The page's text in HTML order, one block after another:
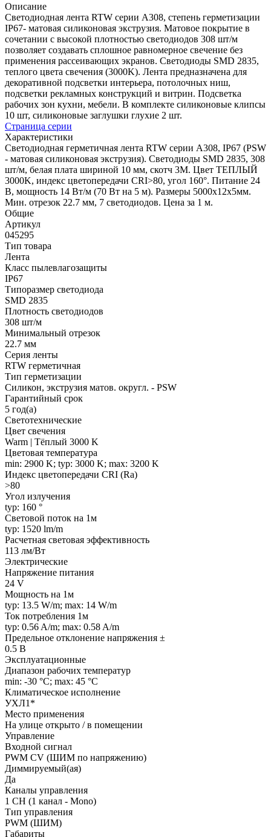
Описание
Светодиодная лента RTW серии A308, степень герметизации
IP67- матовая силиконовая экструзия. Матовое покрытие в
сочетании с высокой плотностью светодиодов 308 шт/м
позволяет создавать сплошное равномерное свечение без
применения рассеивающих экранов. Светодиоды SMD 2835,
теплого цвета свечения (3000K). Лента предназначена для
декоративной подсветки интерьера, потолочных ниш,
подсветки рекламных конструкций и витрин. Подсветка
рабочих зон кухни, мебели. В комплекте силиконовые клипсы
10 шт, силиконовые заглушки глухие 2 шт.
Страница серии
Характеристики
Светодиодная герметичная лента RTW серии A308, IP67 (PSW
- матовая силиконовая экструзия). Светодиоды SMD 2835, 308
шт/м, белая плата шириной 10 мм, скотч 3M. Цвет ТЕПЛЫЙ
3000K, индекс цветопередачи CRI>80, угол 160°. Питание 24
В, мощность 14 Вт/м (70 Вт на 5 м). Размеры 5000x12x5мм.
Мин. отрезок 22.7 мм, 7 светодиодов. Цена за 1 м.
Общие
Артикул
045295
Тип товара
Лента
Класс пылевлагозащиты
IP67
Типоразмер светодиода
SMD 2835
Плотность светодиодов
308 шт/м
Минимальный отрезок
22.7 мм
Серия ленты
RTW герметичная
Тип герметизации
Силикон, экструзия матов. округл. - PSW
Гарантийный срок
5 год(а)
Светотехнические
Цвет свечения
Warm | Тёплый 3000 K
Цветовая температура
min: 2900 K; typ: 3000 K; max: 3200 K
Индекс цветопередачи CRI (Ra)
>80
Угол излучения
typ: 160 °
Световой поток на 1м
typ: 1520 lm/m
Расчетная световая эффективность
113 лм/Вт
Электрические
Напряжение питания
24 V
Мощность на 1м
typ: 13.5 W/m; max: 14 W/m
Ток потребления 1м
typ: 0.56 A/m; max: 0.58 A/m
Предельное отклонение напряжения ±
0.5 В
Эксплуатационные
Диапазон рабочих температур
min: -30 °C; max: 45 °C
Климатическое исполнение
УХЛ1*
Место применения
На улице открыто / в помещении
Управление
Входной сигнал
PWM СV (ШИМ по напряжению)
Диммируемый(ая)
Да
Каналы управления
1 CH (1 канал - Mono)
Тип управления
PWM (ШИМ)
Габариты